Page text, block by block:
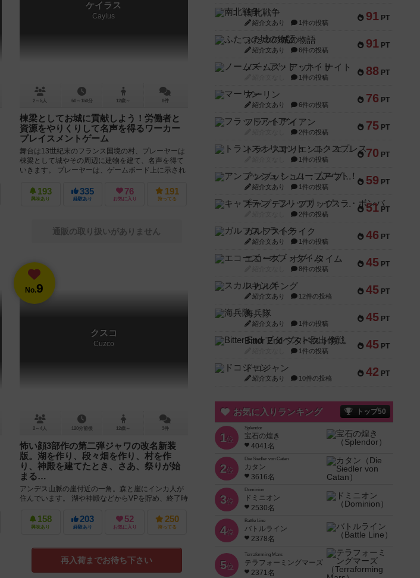
ケイラス
Caylus
2～5人 60～150分 12歳～ 8件
棟梁としてお城に貢献しよう！労働者と
資源をやりくりして名声を得るワーカー
プレイスメントゲーム
舞台は13世紀末のフランス国境の村、プレーヤーは
棟梁として城やその周辺に建物を建て、名声を得て
いきます。 プレーヤーは、ゲームボード上に示され
193
興味あり
335
経験あり
76
お気に入り
191
持ってる
通販の取り扱いがありません
No.9
クスコ
Cuzco
2～4人 120分前後 12歳～ 3件
怖い顔3部作の第二弾ジャワの改名新装
版。湖を作り、段々畑を作り、村を作
り、神殿を建てたとき、さあ、祭りが始
まる…
アンデス山脈の崖付近の一角。森と崖にインカ人が
住んでいます。 湖や神殿などからVPを貯め、終了時
中で一番高い位置にいる者...
158
興味あり
203
経験あり
52
お気に入り
250
持ってる
再入荷までお待ち下さい
91 PT
南北戦争
紹介文あり 1件の投稿
91 PT
ふたつの城の物語
紹介文あり 6件の投稿
88 PT
ノームズ・アット・ナイト
1件の投稿
76 PT
マーリン
紹介文あり 6件の投稿
75 PT
フラットアイアン
2件の投稿
70 PT
トランスオリエント・エクスプレス
1件の投稿
59 PT
アンブッシュ！：ムーブアウト！
紹介文あり 1件の投稿
51 PT
キャプテン・フリップ：イスラ・ボンバ
2件の投稿
46 PT
ガルフストライク
紹介文あり 1件の投稿
45 PT
エコーズ・オブ・タイム
8件の投稿
45 PT
スカルキング
紹介文あり 12件の投稿
45 PT
海兵隊
紹介文あり 1件の投稿
45 PT
Bitter End ブタペスト救出作戦
1件の投稿
42 PT
ドコジャン
紹介文あり 10件の投稿
お気に入りランキング トップ50
1位
Splendor
宝石の煌き
4041名
2位
Die Siedler von Catan
カタン
3616名
3位
Dominion
ドミニオン
2530名
4位
Battle Line
バトルライン
2378名
5位
Terraforming Mars
テラフォーミングマーズ
2371名